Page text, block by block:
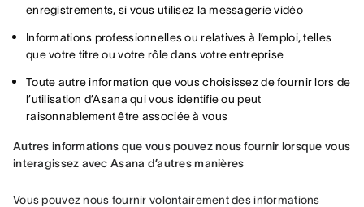
enregistrements, si vous utilisez la messagerie vidéo
Informations professionnelles ou relatives à l’emploi, telles
que votre titre ou votre rôle dans votre entreprise
Toute autre information que vous choisissez de fournir lors de
l’utilisation d’Asana qui vous identifie ou peut
raisonnablement être associée à vous
Autres informations que vous pouvez nous fournir lorsque vous
interagissez avec Asana d’autres manières
Vous pouvez nous fournir volontairement des informations